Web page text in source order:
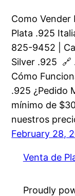
Como Vender
Plata .925
825-9452 |
Silver .925 🔗
Cómo
.925 ¿Pedido
mínimo de
nuestros
February 28,
Venta de
Proudly